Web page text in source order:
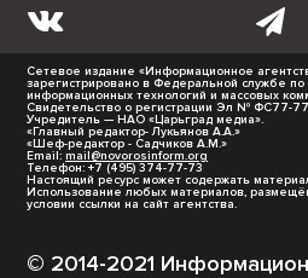
Сетевое издание «Информационное
зарегистрировано в Федеральной службе по
информационных технологий и массовых
Свидетельство о регистрации Эл № ФС77-
Учредитель — НАО «Царьград медиа».
«Главный редактор- Лукьянов А.А.»
«Шеф-редактор - Садчиков А.М.»
Email: mail@novorosinform.org
Телефон: +7 (495) 374-77-73
Настоящий ресурс может содержать
Использование любых материалов,
условии ссылки на сайт агентства.
© 2014-2021